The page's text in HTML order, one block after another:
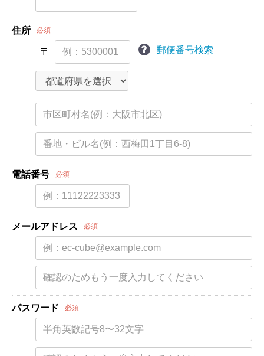
住所 必須
〒 郵便番号検索
電話番号 必須
メールアドレス 必須
パスワード 必須